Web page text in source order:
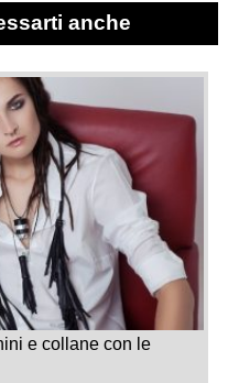
anche
e collane con le